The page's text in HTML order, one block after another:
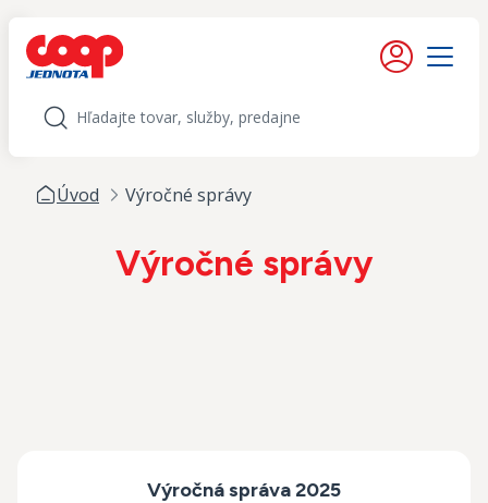
Moje konto
Menu
Hľadať
Úvod Výročné správy
Výročné správy
Výročná správa 2025